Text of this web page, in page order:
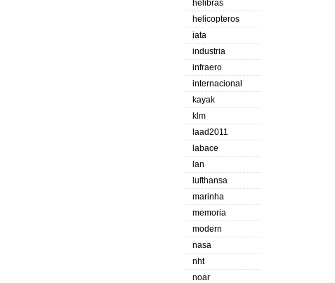
helibras
helicopteros
iata
industria
infraero
internacional
kayak
klm
laad2011
labace
lan
lufthansa
marinha
memoria
modern
nasa
nht
noar